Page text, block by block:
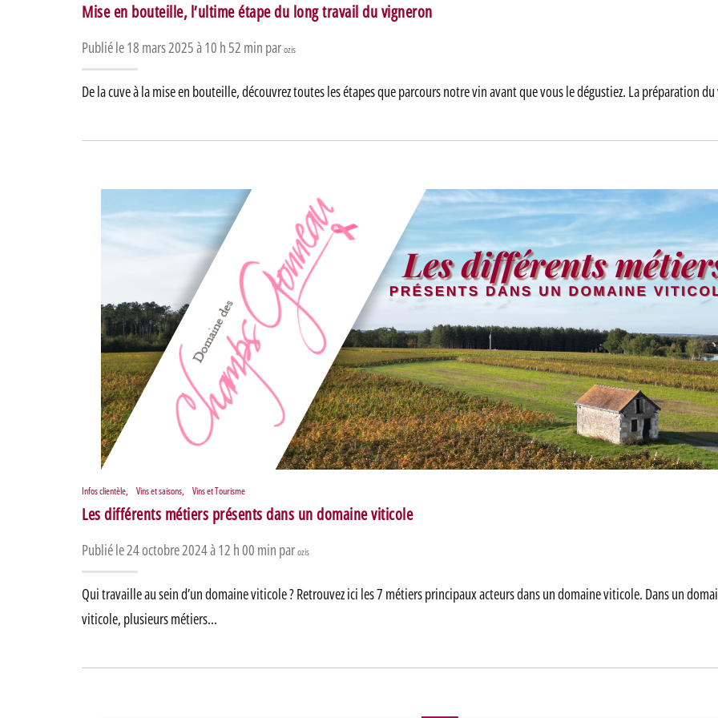
Mise en bouteille, l’ultime étape du long travail du vigneron
Publié le 18 mars 2025 à 10 h 52 min parozis
De la cuve à la mise en bouteille, découvrez toutes les étapes que parcours notre vin avant que vous le dégustiez. La préparation
Infos clientèle, Vins et saisons, Vins et Tourisme
Les différents métiers présents dans un domaine viticole
Publié le 24 octobre 2024 à 12 h 00 min parozis
Qui travaille au sein d’un domaine viticole ? Retrouvez ici les 7 métiers principaux acteurs dans un domaine viticole. Dans un
viticole, plusieurs métiers…